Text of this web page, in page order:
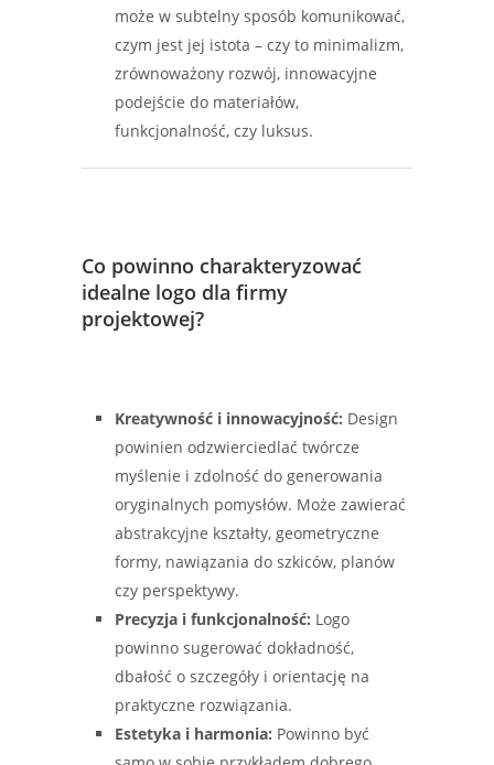
może w subtelny sposób komunikować,
czym jest jej istota – czy to minimalizm,
zrównoważony rozwój, innowacyjne
podejście do materiałów,
funkcjonalność, czy luksus.
Co powinno charakteryzować
idealne logo dla firmy
projektowej?
Kreatywność i innowacyjność: Design
powinien odzwierciedlać twórcze
myślenie i zdolność do generowania
oryginalnych pomysłów. Może zawierać
abstrakcyjne kształty, geometryczne
formy, nawiązania do szkiców, planów
czy perspektywy.
Precyzja i funkcjonalność: Logo
powinno sugerować dokładność,
dbałość o szczegóły i orientację na
praktyczne rozwiązania.
Estetyka i harmonia: Powinno być